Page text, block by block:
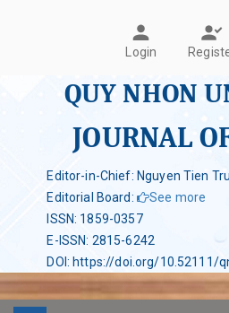
Login
QUY NHON
JOURNAL
Editor-in-Chief: Nguyen Tien
Editorial Board:
See more
ISSN: 1859-0357
E-ISSN: 2815-6242
DOI : https://doi.org/10.52111/